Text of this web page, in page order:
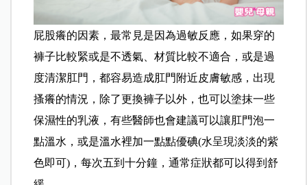
屁股癢的因素，最常見是因為過敏反應，如果穿的
褲子比較緊或是不透氣、材質比較不適合，或是過
度清潔肛門，都容易造成肛門附近皮膚敏感，出現
搔癢的情況，除了更換褲子以外，也可以塗抹一些
保濕性的乳液，有些醫師也會建議可以讓肛門泡一
點溫水，或是溫水裡加一點點優碘(水呈現淡淡的紫
色即可)，每次五到十分鐘，通常症狀都可以得到舒